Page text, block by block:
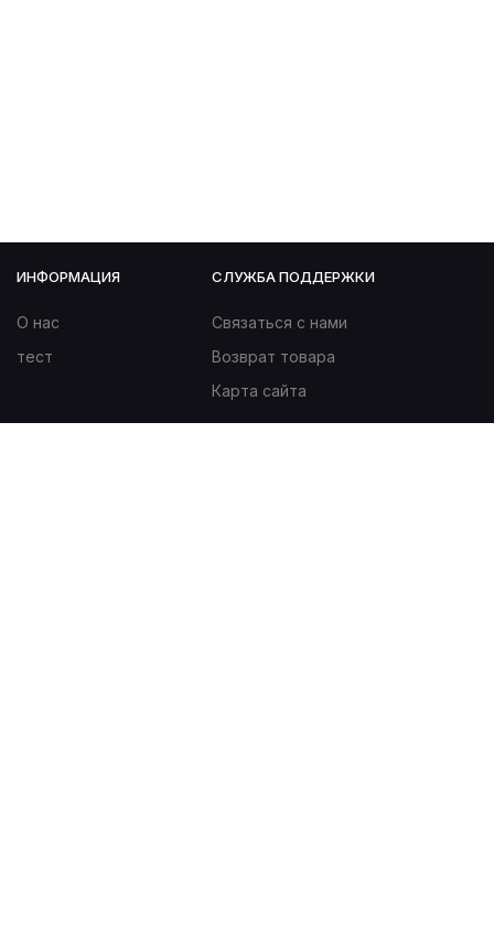
ИНФОРМАЦИЯ
О нас
тест
СЛУЖБА ПОДДЕРЖКИ
Связаться с нами
Возврат товара
Карта сайта